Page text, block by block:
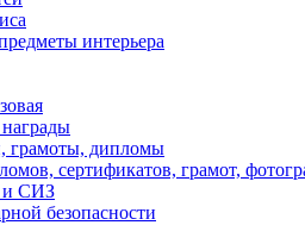
интерьера
грамоты, дипломы
сертификатов, грамот,
и СИЗ
безопасности